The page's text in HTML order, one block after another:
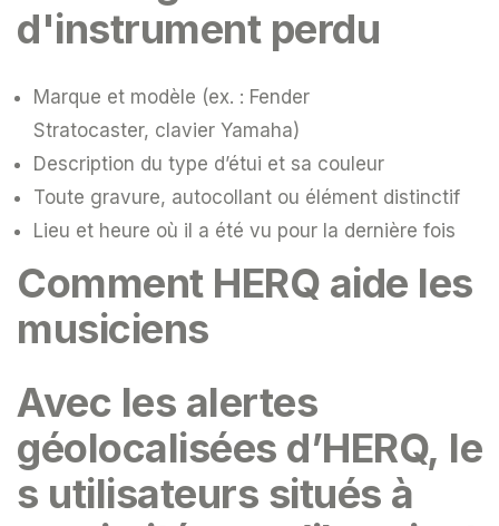
d'instrument perdu
Marque et modèle (ex. : Fender
Stratocaster, clavier Yamaha)
Description du type d’étui et sa couleur
Toute gravure, autocollant ou élément distinctif
Lieu et heure où il a été vu pour la dernière fois
Comment HERQ aide les
musiciens
Avec les alertes
géolocalisées d’HERQ, le
s utilisateurs situés à